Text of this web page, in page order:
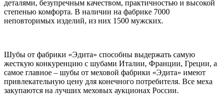
деталями, безупречным качеством, практичностью и высокой
степенью комфорта. В наличии на фабрике 7000
неповторимых изделий, из них 1500 мужских.
Шубы от фабрики «Эдита» способны выдержать самую
жесткую конкуренцию с шубами Италии, Франции, Греции, а
самое главное – шубы от меховой фабрики «Эдита» имеют
привлекательную цену для конечного потребителя. Все меха
закупаются на лучших меховых аукционах России.